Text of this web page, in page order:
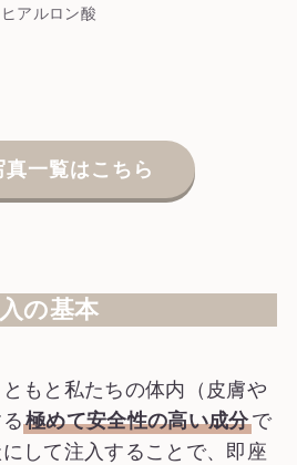
ロン酸
真一覧はこちら
の基本
もと私たちの体内（皮膚や
極めて安全性の高い成分で
して注入することで、即座